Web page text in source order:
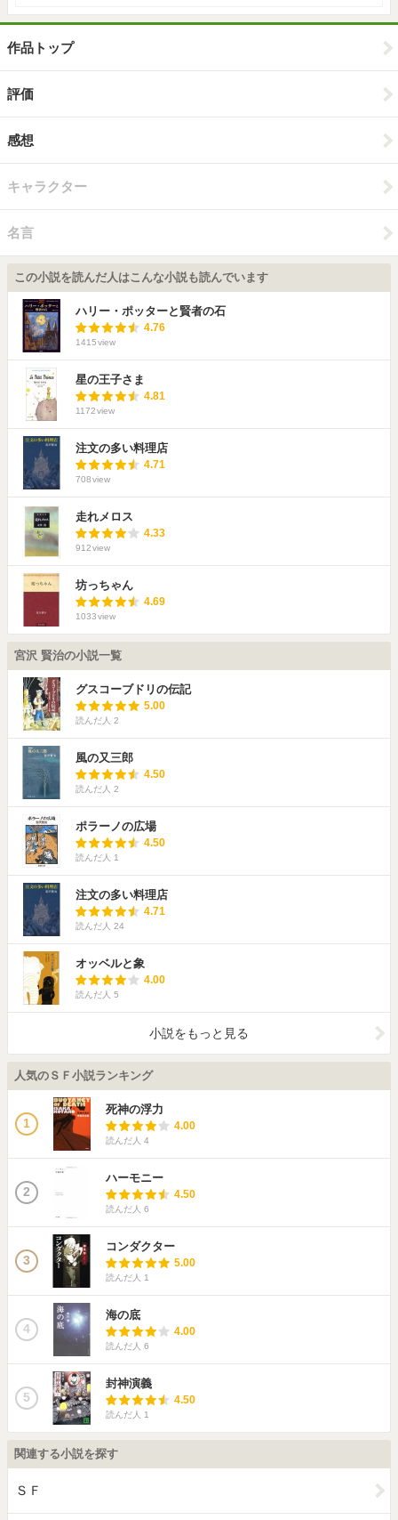
作品トップ
評価
感想
キャラクター
名言
この小説を読んだ人はこんな小説も読んでいます
ハリー・ポッターと賢者の石
4.76
1415view
星の王子さま
4.81
1172view
注文の多い料理店
4.71
708view
走れメロス
4.33
912view
坊っちゃん
4.69
1033view
宮沢 賢治の小説一覧
グスコーブドリの伝記
5.00
読んだ人 2
風の又三郎
4.50
読んだ人 2
ポラーノの広場
4.50
読んだ人 1
注文の多い料理店
4.71
読んだ人 24
オッベルと象
4.00
読んだ人 5
小説をもっと見る
人気のＳＦ小説ランキング
1
死神の浮力
4.00
読んだ人 4
2
ハーモニー
4.50
読んだ人 6
3
コンダクター
5.00
読んだ人 1
4
海の底
4.00
読んだ人 6
5
封神演義
4.50
読んだ人 1
関連する小説を探す
ＳＦ